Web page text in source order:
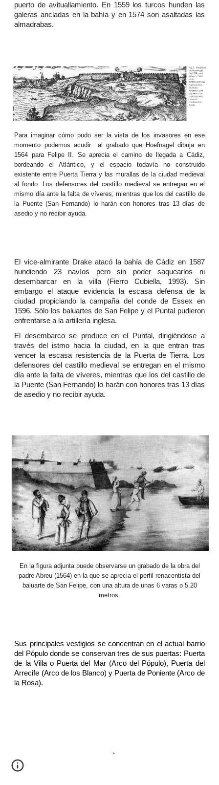
puerto de avituallamiento. En 1559 los turcos hunden las
galeras ancladas en la bahía y en 1574 son asaltadas las
almadrabas.
Para imaginar cómo pudo ser la vista de los invasores en ese
momento podemos acudir al grabado que Hoefnagel dibuja en
1564 para Felipe II. Se aprecia el camino de llegada a Cádiz,
bordeando el Atlántico, y el espacio todavía no construido
existente entre Puerta Tierra y las murallas de la ciudad medieval
al fondo. Los defensores del castillo medieval se entregan en el
mismo día ante la falta de víveres, mientras que los del castillo de
la Puente (San Fernando) lo harán con honores tras 13 días de
asedio y no recibir ayuda.
El vice-almirante Drake atacó la bahía de Cádiz en 1587
hundiendo 23 navíos pero sin poder saquearlos ni
desembarcar en la villa (Fierro Cubiella, 1993). Sin
embargo el ataque evidencia la escasa defensa de la
ciudad propiciando la campaña del conde de Essex en
1596. Sólo los baluartes de San Felipe y el Puntal pudieron
enfrentarse a la artillería inglesa.
El desembarco se produce en el Puntal, dirigiéndose a
través del istmo hacia la ciudad, en la que entran tras
vencer la escasa resistencia de la Puerta de Tierra. Los
defensores del castillo medieval se entregan en el mismo
día ante la falta de víveres, mientras que los del castillo de
la Puente (San Fernando) lo harán con honores tras 13 días
de asedio y no recibir ayuda.
En la figura adjunta puede observarse un grabado de la obra del
padre Abreu (1564) en la que se aprecia el perfil renacentista del
baluarte de San Felipe, con una altura de unas 6 varas o 5.20
metros.
Sus principales vestigios se concentran en el actual barrio
del Pópulo donde se conservan tres de sus puertas: Puerta
de la Villa o Puerta del Mar (Arco del Pópulo), Puerta del
Arrecife (Arco de los Blanco) y Puerta de Poniente (Arco de
la Rosa).